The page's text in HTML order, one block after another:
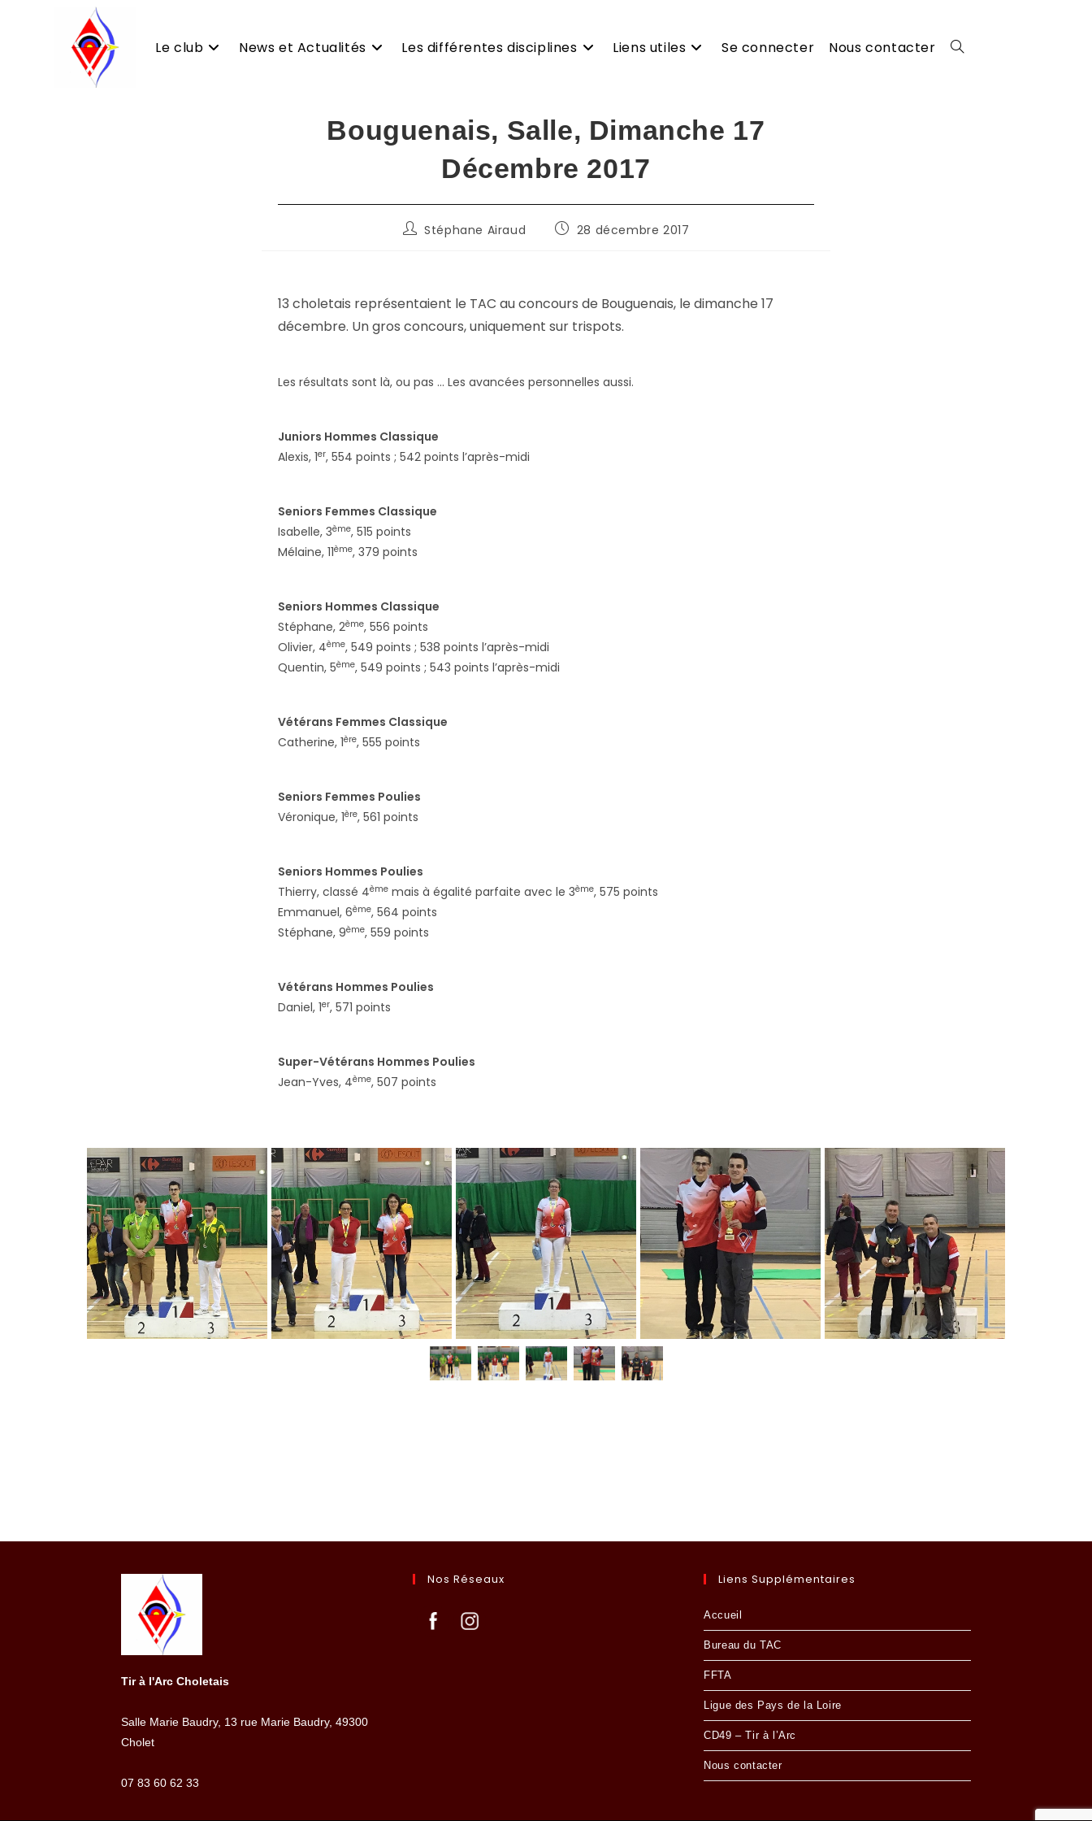
Le club News et Actualités Les différentes disciplines Liens utiles Se connecter Nous contacter Toggle
Bouguenais, Salle, Dimanche 17
Décembre 2017
Auteur/autrice
Stéphane Airaud
Publication
28 décembre 2017
13 choletais représentaient le TAC au concours de Bouguenais, le dimanche 17
décembre. Un gros concours, uniquement sur trispots.
Les résultats sont là, ou pas … Les avancées personnelles aussi.
Juniors Hommes Classique
Alexis, 1er, 554 points ; 542 points l’après-midi
Seniors Femmes Classique
Isabelle, 3ème, 515 points
Mélaine, 11ème, 379 points
Seniors Hommes Classique
Stéphane, 2ème, 556 points
Olivier, 4ème, 549 points ; 538 points l’après-midi
Quentin, 5ème, 549 points ; 543 points l’après-midi
Vétérans Femmes Classique
Catherine, 1ère, 555 points
Seniors Femmes Poulies
Véronique, 1ère, 561 points
Seniors Hommes Poulies
Thierry, classé 4ème mais à égalité parfaite avec le 3ème, 575 points
Emmanuel, 6ème, 564 points
Stéphane, 9ème, 559 points
Vétérans Hommes Poulies
Daniel, 1er, 571 points
Super-Vétérans Hommes Poulies
Jean-Yves, 4ème, 507 points
Tir à l'Arc Choletais
Salle Marie Baudry, 13 rue Marie Baudry, 49300
Cholet
07 83 60 62 33
Nos Réseaux Liens Supplémentaires
Accueil
Bureau du TAC
FFTA
Ligue des Pays de la Loire
CD49 – Tir à l’Arc
Nous contacter